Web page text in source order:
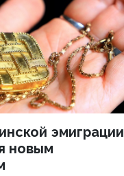
эмиграции
новым